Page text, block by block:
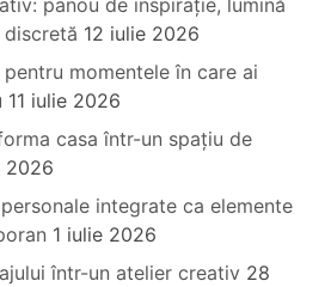
discretă 12 iulie 2026
momentele în care ai
11 iulie 2026
casa într-un spațiu de
2026
integrate ca elemente
1 iulie 2026
într-un atelier creativ 28